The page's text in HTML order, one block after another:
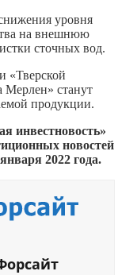
уровня
на внешнюю
сточных вод.
Мерлен» станут
продукции.
инвестновость»
новостей
2022 года.